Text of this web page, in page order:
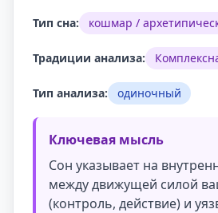
Тип сна: кошмар /
Традиции анализа:
Тип анализа: одиночный
Ключевая мысль
Сон указывает на
между движущей силой
(контроль, действие) и